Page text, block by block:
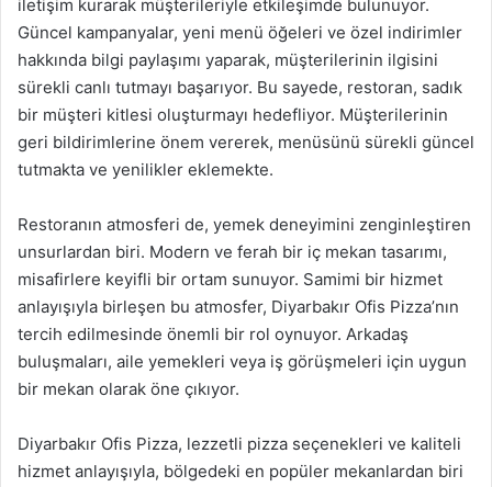
iletişim kurarak müşterileriyle etkileşimde bulunuyor.
Güncel kampanyalar, yeni menü öğeleri ve özel indirimler
hakkında bilgi paylaşımı yaparak, müşterilerinin ilgisini
sürekli canlı tutmayı başarıyor. Bu sayede, restoran, sadık
bir müşteri kitlesi oluşturmayı hedefliyor. Müşterilerinin
geri bildirimlerine önem vererek, menüsünü sürekli güncel
tutmakta ve yenilikler eklemekte.
Restoranın atmosferi de, yemek deneyimini zenginleştiren
unsurlardan biri. Modern ve ferah bir iç mekan tasarımı,
misafirlere keyifli bir ortam sunuyor. Samimi bir hizmet
anlayışıyla birleşen bu atmosfer, Diyarbakır Ofis Pizza’nın
tercih edilmesinde önemli bir rol oynuyor. Arkadaş
buluşmaları, aile yemekleri veya iş görüşmeleri için uygun
bir mekan olarak öne çıkıyor.
Diyarbakır Ofis Pizza, lezzetli pizza seçenekleri ve kaliteli
hizmet anlayışıyla, bölgedeki en popüler mekanlardan biri